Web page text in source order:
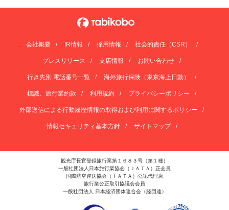
会社概要 IR情報 採用情報 社会的責任（CSR）
プレスリリース 支店情報 お問い合わせ
行き先別 電話番号一覧 海外旅行保険（東京海上日動）
標識、旅行業約款 利用規約 プライバシーポリシー
外部送信による行動履歴情報の取得および利用に関するポリシー
情報セキュリティ基本方針 サイトマップ
観光庁長官登録旅行業第１６８３号（第１種）
一般社団法人日本旅行業協会（ＪＡＴＡ）正会員
国際航空運送協会（ＩＡＴＡ）公認代理店
旅行業公正取引協議会会員
一般社団法人 日本経済団体連合会（経団連）